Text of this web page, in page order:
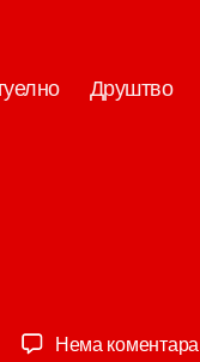
Друштво
Нема коментара